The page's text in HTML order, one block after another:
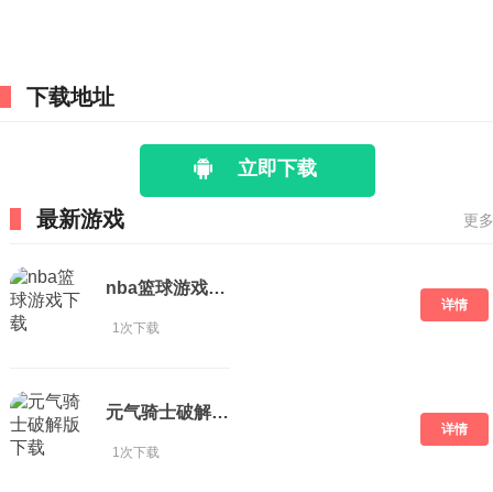
下载地址
立即下载
最新游戏 更
nba篮球游戏下载
1次下载
详情
元气骑士破解版 下载
1次下载
详情